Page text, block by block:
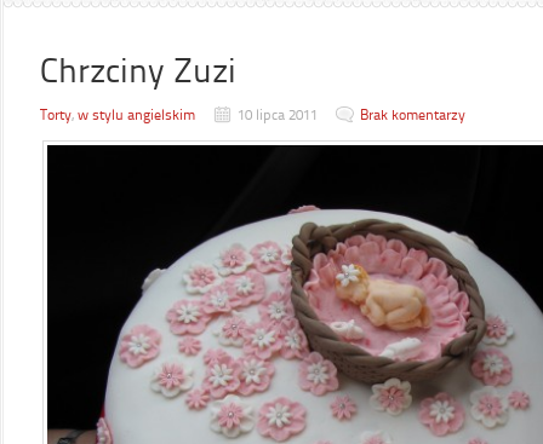
Chrzciny Zuzi
Torty, w stylu angielskim 10 lipca 2011 Brak komentarzy